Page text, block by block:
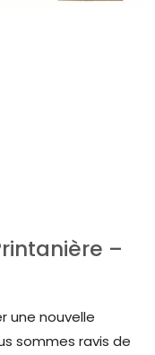
–
une nouvelle
sommes ravis de